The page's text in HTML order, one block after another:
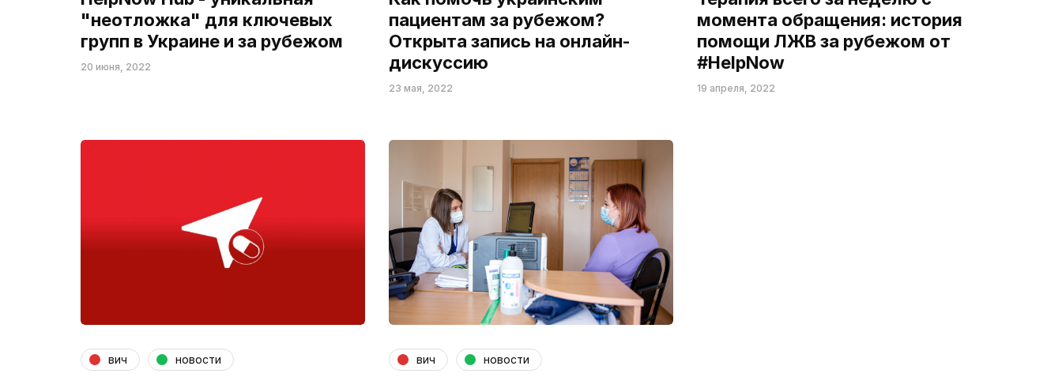
"неотложка" для ключевых
групп в Украине и за рубежом
20 июня, 2022
пациентам за рубежом?
Открыта запись на онлайн-
дискуссию
23 мая, 2022
момента обращения: история
помощи ЛЖВ за рубежом от
#HelpNow
19 апреля, 2022
вич новости вич новости